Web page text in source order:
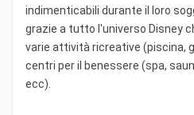
indimenticabili durante il loro
grazie a tutto l'universo Disney
varie attività ricreative (piscina,
centri per il benessere (spa,
ecc).